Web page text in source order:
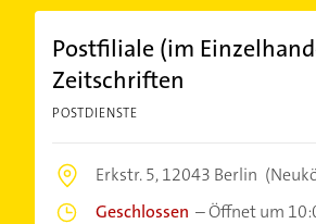
Postfiliale (im
Zeitschriften
POSTDIENSTE
Erkstr. 5,12043 Berlin
Geschlossen –Öffnet um